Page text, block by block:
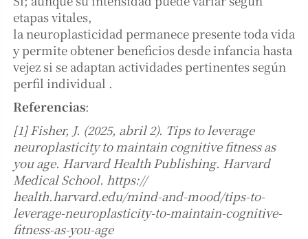
etapas vitales,
la neuroplasticidad permanece presente toda vida
y permite obtener beneficios desde infancia hasta
vejez si se adaptan actividades pertinentes según
perfil individual .
Referencias:
[1] Fisher, J. (2025, abril 2). Tips to leverage
neuroplasticity to maintain cognitive fitness as
you age. Harvard Health Publishing. Harvard
Medical School. https://
health.harvard.edu/mind-and-mood/tips-to-
leverage-neuroplasticity-to-maintain-cognitive-
fitness-as-you-age